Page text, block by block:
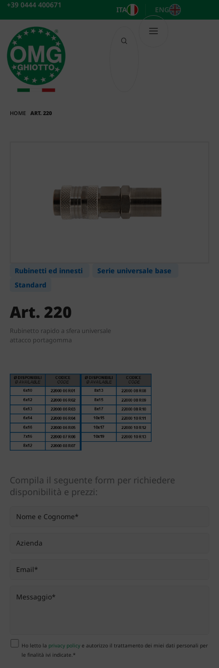
Vai
contenuto
+39 0444 400671
ITA ENG
HOME ART. 220
Rubinetti ed innesti
Serie universale base
Standard
Art. 220
Rubinetto rapido a sfera universale
attacco portagomma
Compila il seguente form per richiedere
disponibilità e prezzi:
Ho letto la privacy policye autorizzo il trattamento dei miei dati personali per
le finalità ivi indicate.*